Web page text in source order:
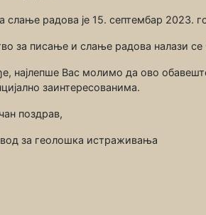
слање радова је 15. септембар 2023.
за писање и слање радова налази се
најлепше Вас молимо да ово
заинтересованима.
поздрав,
за геолошка истраживања